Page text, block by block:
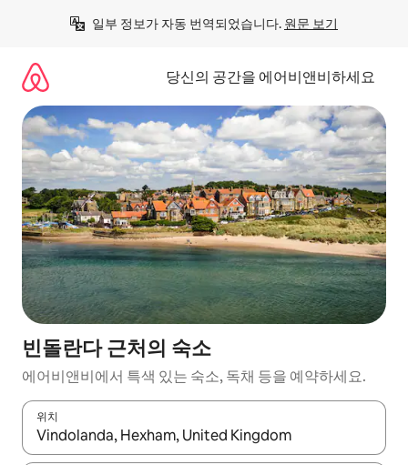
일부 정보가 자동 번역되었습니다. 원문 보기
당신의 공간을 에어비앤비하세요
빈돌란다 근처의 숙소
에어비앤비에서 특색 있는 숙소, 독채 등을 예약하세요.
위치
결과가 나오면 위·아래 화살표 키를 사용하거나 터치 또는 스와이